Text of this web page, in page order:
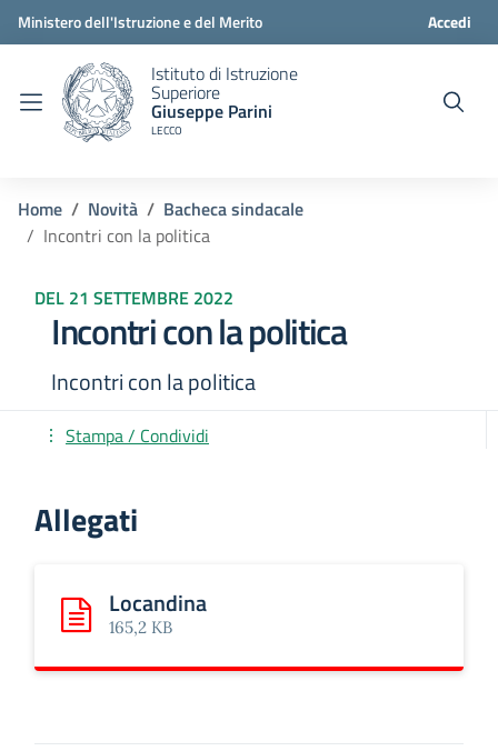
Ministero dell'Istruzione e del Merito Accedi
Istituto di Istruzione
Superiore
Giuseppe Parini
LECCO
Home Novità
Bacheca sindacale
Incontri con la politica
DEL 21 SETTEMBRE 2022
Incontri con la politica
Incontri con la politica
Stampa / Condividi
Allegati
Scarica: Locandina
Locandina
165,2 KB